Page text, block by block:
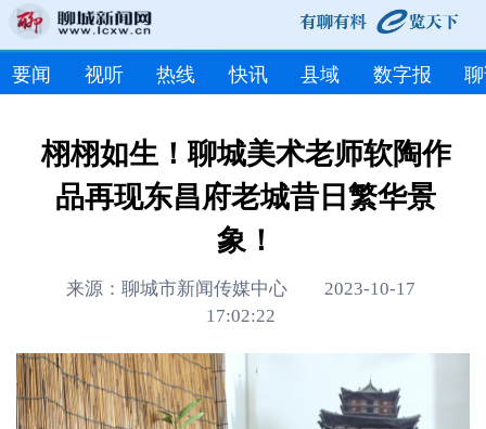
要闻 视听 热线 快讯 县域 数字报
栩栩如生！聊城美术老师软陶作
品再现东昌府老城昔日繁华景
象！
来源：聊城市新闻传媒中心 2023-10-17
17:02:22